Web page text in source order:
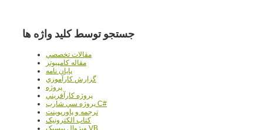
جستجو توسط کلید واژه ها
مقالات تخصصي
مقاله کامپیوتر
پایان نامه
گزارش کارآموزي
پروژه
پروژه کارآفريني
پروژه سي شارپ C#
ترجمه و پاورپوينت
کتاب الکترونيک
ويژوال بيسيک VB